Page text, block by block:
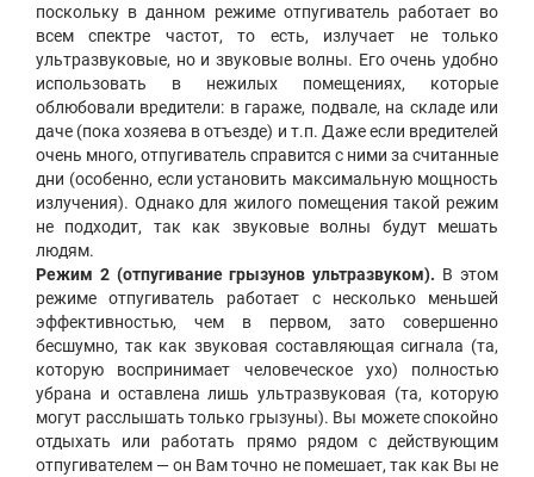
поскольку в данном режиме отпугиватель работает во
всем спектре частот, то есть, излучает не только
ультразвуковые, но и звуковые волны. Его очень удобно
использовать в нежилых помещениях, которые
облюбовали вредители: в гараже, подвале, на складе или
даче (пока хозяева в отъезде) и т.п. Даже если вредителей
очень много, отпугиватель справится с ними за считанные
дни (особенно, если установить максимальную мощность
излучения). Однако для жилого помещения такой режим
не подходит, так как звуковые волны будут мешать
людям.
Режим 2 (отпугивание грызунов ультразвуком). В этом
режиме отпугиватель работает с несколько меньшей
эффективностью, чем в первом, зато совершенно
бесшумно, так как звуковая составляющая сигнала (та,
которую воспринимает человеческое ухо) полностью
убрана и оставлена лишь ультразвуковая (та, которую
могут расслышать только грызуны). Вы можете спокойно
отдыхать или работать прямо рядом с действующим
отпугивателем — он Вам точно не помешает, так как Вы не